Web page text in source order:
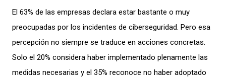
El 63% de las empresas declara estar bastante o muy
preocupadas por los incidentes de ciberseguridad. Pero esa
percepción no siempre se traduce en acciones concretas.
Solo el 20% considera haber implementado plenamente las
medidas necesarias y el 35% reconoce no haber adoptado